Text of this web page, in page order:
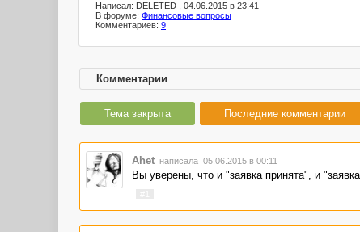
Написал: DELETED , 04.06.2015 в 23:41
В форуме: Финансовые вопросы
Комментариев: 9
Комментарии
Тема закрыта Последние комментарии
Ahet написала 05.06.2015 в 00:11
Вы уверены, что и "заявка принята", и